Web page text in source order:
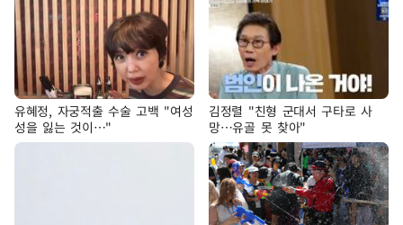
유혜정, 자궁적출 수술 고백 "여성
성을 잃는 것이…"
김정렬 "친형 군대서 구타로 사
망…유골 못 찾아"